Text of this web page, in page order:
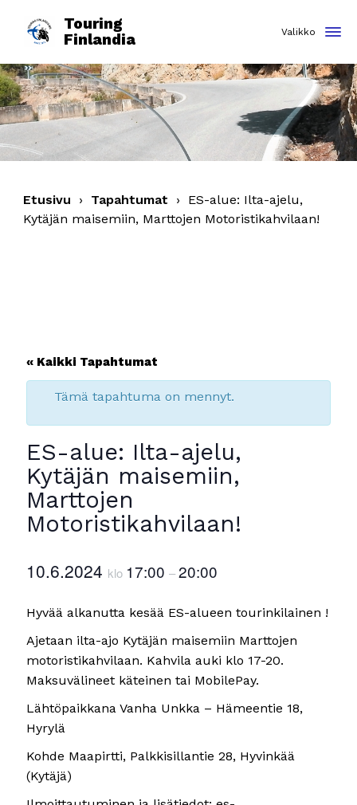
Touring
Finlandia
Etusivu › Tapahtumat › ES-alue: Ilta-ajelu,
Kytäjän maisemiin, Marttojen Motoristikahvilaan!
« Kaikki Tapahtumat
Tämä tapahtuma on mennyt.
ES-alue: Ilta-ajelu,
Kytäjän maisemiin,
Marttojen
Motoristikahvilaan!
10.6.2024 klo 17:00–20:00
Hyvää alkanutta kesää ES-alueen tourinkilainen !
Ajetaan ilta-ajo Kytäjän maisemiin Marttojen
motoristikahvilaan. Kahvila auki klo 17-20.
Maksuvälineet käteinen tai MobilePay.
Lähtöpaikkana Vanha Unkka – Hämeentie 18,
Hyrylä
Kohde Maapirtti, Palkkisillantie 28, Hyvinkää
(Kytäjä)